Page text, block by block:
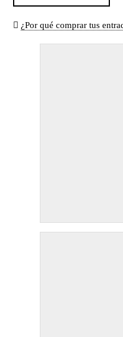
¿Por qué comprar tus